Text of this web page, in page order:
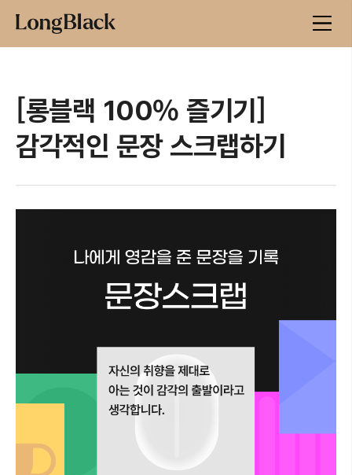
[롱블랙 100% 즐기기]
감각적인 문장 스크랩하기